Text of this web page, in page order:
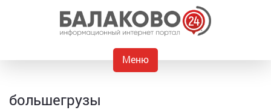
Меню
большегрузы